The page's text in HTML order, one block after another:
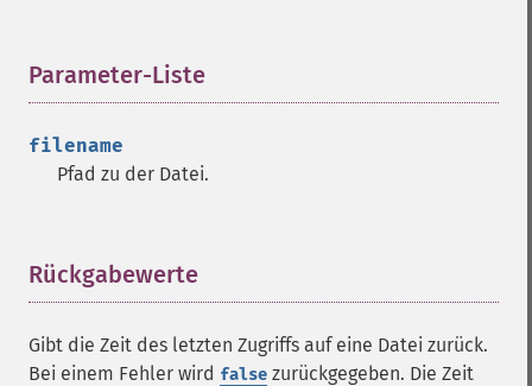
Parameter-Liste
filename
Pfad zu der Datei.
Rückgabewerte
Gibt die Zeit des letzten Zugriffs auf eine Datei zurück.
Bei einem Fehler wird false zurückgegeben. Die Zeit